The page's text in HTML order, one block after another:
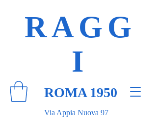
Via Appia Nuova 97
RAGG
I
ROMA 1950